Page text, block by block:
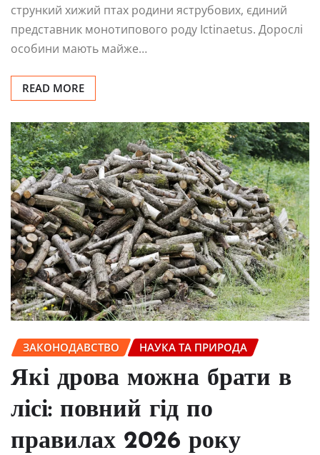
стрункий хижий птах родини яструбових, єдиний
представник монотипового роду Ictinaetus. Дорослі
особини мають майже…
READ MORE
ЗАКОНОДАВСТВО НАУКА ТА ПРИРОДА
Які дрова можна брати в
лісі: повний гід по
правилах 2026 року